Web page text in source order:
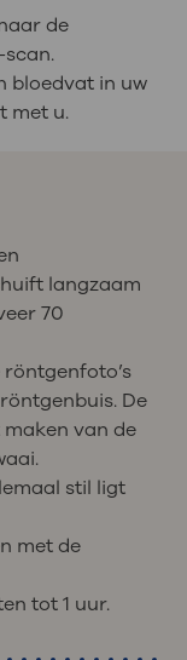
de
bloedvat in uw
met u.
langzaam
70
De
van de
stil ligt
met de
tot 1 uur.